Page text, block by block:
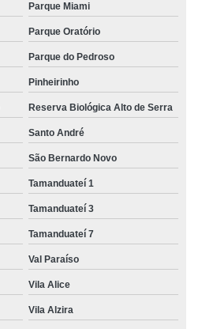
Parque Miami
Parque Oratório
Parque do Pedroso
Pinheirinho
Reserva Biológica Alto de Serra
Santo André
São Bernardo Novo
Tamanduateí 1
Tamanduateí 3
Tamanduateí 7
Val Paraíso
Vila Alice
Vila Alzira